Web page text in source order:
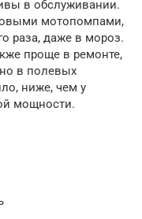
в обслуживании.
мотопомпами,
раза, даже в мороз.
проще в ремонте,
в полевых
ниже, чем у
мощности.